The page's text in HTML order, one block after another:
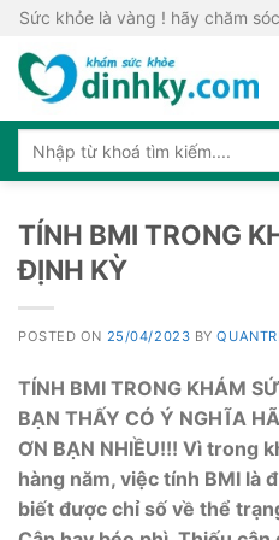
Skip
content
Sức khỏe là vàng ! hãy chăm
TÍNH BMI TRONG
ĐỊNH KỲ
POSTED ON 25/04/2023 BYQUANTRI
TÍNH BMI TRONG KHÁM
BẠN THẤY CÓ Ý NGHĨA
ƠN BẠN NHIỀU!!! Vì trong
hàng năm, việc tính BMI là
biết được chỉ số về thể